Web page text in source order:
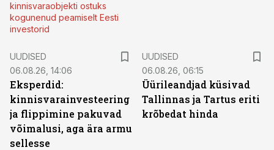
kinnisvaraobjekti ostuks
kogunenud peamiselt Eesti
investorid
UUDISED
06.08.26, 14:06
Eksperdid:
kinnisvarainvesteering
ja flippimine pakuvad
võimalusi, aga ära armu
sellesse
UUDISED
06.08.26, 06:15
Üürileandjad küsivad
Tallinnas ja Tartus eriti
krõbedat hinda